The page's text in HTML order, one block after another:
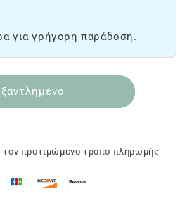
ΜΥΣΤΗΡΙΟ
για γρήγορη παράδοση.
προτιμώμενο τρόπο πληρωμής